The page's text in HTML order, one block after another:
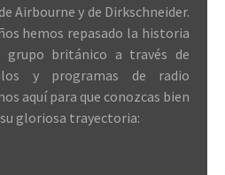
Airbourne y de Dirkschneider.
hemos repasado la historia
británico a través de
y programas de radio
aquí para que conozcas bien
gloriosa trayectoria: